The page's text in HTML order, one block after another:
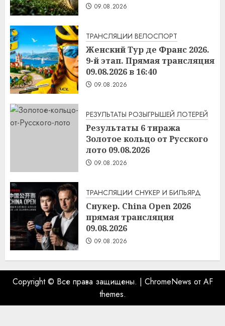
09.08.2026
ТРАНСЛЯЦИИ ВЕЛОСПОРТ
Женский Тур де Франс 2026.
9-й этап. Прямая трансляция
09.08.2026 в 16:40
09.08.2026
РЕЗУЛЬТАТЫ РОЗЫГРЫШЕЙ ЛОТЕРЕЙ
Результаты 6 тиража
Золотое кольцо от Русского
лото 09.08.2026
09.08.2026
ТРАНСЛЯЦИИ СНУКЕР И БИЛЬЯРД
Снукер. China Open 2026
прямая трансляция
09.08.2026
09.08.2026
Copyright © Все права защищены. | ChromeNews от AF
themes.